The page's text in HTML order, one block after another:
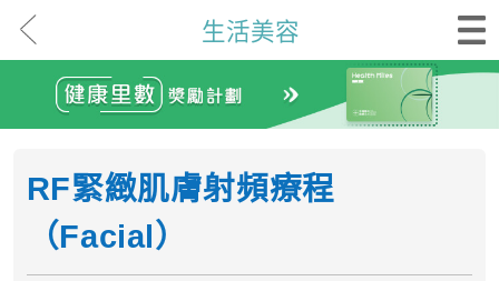
生活美容
RF緊緻肌膚射頻療程
（Facial）